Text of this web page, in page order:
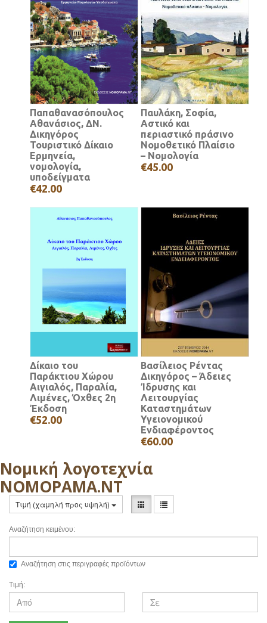
Παπαθανασόπουλος
Αθανάσιος, ΔΝ.
Δικηγόρος
Τουριστικό Δίκαιο
Ερμηνεία,
νομολογία,
υποδείγματα
€42.00
Παυλάκη, Σοφία,
Αστικό και
περιαστικό πράσινο
Νομοθετικό Πλαίσιο
– Νομολογία
€45.00
Δίκαιο του
Παράκτιου Χώρου
Αιγιαλός, Παραλία,
Λιμένες, Όχθες 2η
Έκδοση
€52.00
Βασίλειος Ρέντας
Δικηγόρος – Άδειες
Ίδρυσης και
Λειτουργίας
Καταστημάτων
Υγειονομικού
Ενδιαφέροντος
€60.00
Νομική λογοτεχνία
ΝΟΜΟΡΑΜΑ.ΝΤ
Τιμή (χαμηλή προς υψηλή)
Αναζήτηση κειμένου:
Αναζήτηση στις περιγραφές προϊόντων
Τιμή: